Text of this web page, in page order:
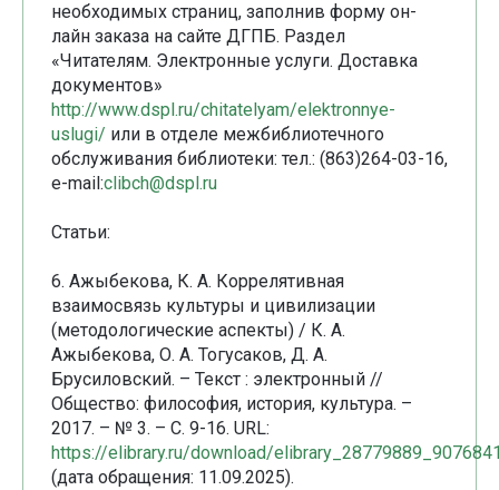
необходимых страниц, заполнив форму он-
лайн заказа на сайте ДГПБ. Раздел
«Читателям. Электронные услуги. Доставка
документов»
http://www.dspl.ru/chitatelyam/elektronnye-
uslugi/ или в отделе межбиблиотечного
обслуживания библиотеки: тел.: (863)264-03-16,
e-mail:clibch@dspl.ru
Статьи:
6. Ажыбекова, К. А. Коррелятивная
взаимосвязь культуры и цивилизации
(методологические аспекты) / К. А.
Ажыбекова, О. А. Тогусаков, Д. А.
Брусиловский. – Текст : электронный //
Общество: философия, история, культура. –
2017. – № 3. – С. 9-16. URL:
https://elibrary.ru/download/
(дата обращения: 11.09.2025).